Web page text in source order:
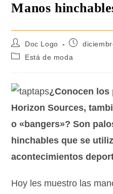
Manos
Doc Logo
Está de moda
¿Conocen los
Horizon Sources,
o «bangers»? Son
hinchables que se
acontecimientos
Hoy les muestro las